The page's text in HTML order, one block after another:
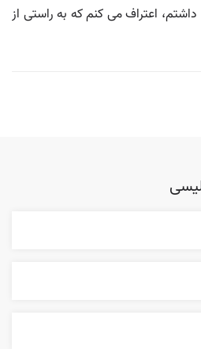
اعتراف مى كنم كه به راستى از